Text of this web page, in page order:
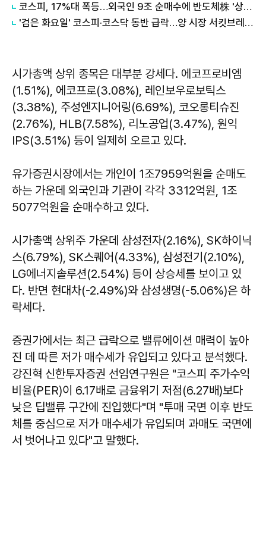
코스피, 17%대 폭등…외국인 9조 순매수에 반도체株 '상한가 행진'
'검은 화요일' 코스피·코스닥 동반 급락…양 시장 서킷브레이커 발동
시가총액 상위 종목은 대부분 강세다. 에코프로비엠
(1.51%), 에코프로(3.08%), 레인보우로보틱스
(3.38%), 주성엔지니어링(6.69%), 코오롱티슈진
(2.76%), HLB(7.58%), 리노공업(3.47%), 원익
IPS(3.51%) 등이 일제히 오르고 있다.
유가증권시장에서는 개인이 1조7959억원을 순매도
하는 가운데 외국인과 기관이 각각 3312억원, 1조
5077억원을 순매수하고 있다.
시가총액 상위주 가운데 삼성전자(2.16%), SK하이닉
스(6.79%), SK스퀘어(4.33%), 삼성전기(2.10%),
LG에너지솔루션(2.54%) 등이 상승세를 보이고 있
다. 반면 현대차(-2.49%)와 삼성생명(-5.06%)은 하
락세다.
증권가에서는 최근 급락으로 밸류에이션 매력이 높아
진 데 따른 저가 매수세가 유입되고 있다고 분석했다.
강진혁 신한투자증권 선임연구원은 "코스피 주가수익
비율(PER)이 6.17배로 금융위기 저점(6.27배)보다
낮은 딥밸류 구간에 진입했다"며 "투매 국면 이후 반도
체를 중심으로 저가 매수세가 유입되며 과매도 국면에
서 벗어나고 있다"고 말했다.